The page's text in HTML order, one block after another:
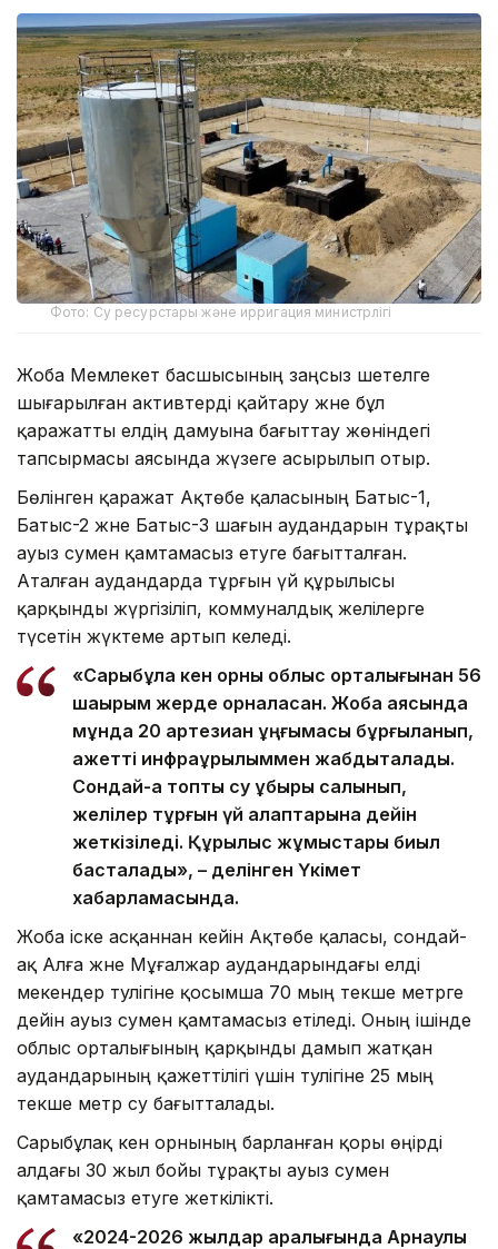
Фото: Су ресурстары және ирригация министрлігі
Жоба Мемлекет басшысының заңсыз шетелге
шығарылған активтерді қайтару және бұл
қаражатты елдің дамуына бағыттау жөніндегі
тапсырмасы аясында жүзеге асырылып отыр.
Бөлінген қаражат Ақтөбе қаласының Батыс-1,
Батыс-2 және Батыс-3 шағын аудандарын тұрақты
ауыз сумен қамтамасыз етуге бағытталған.
Аталған аудандарда тұрғын үй құрылысы
қарқынды жүргізіліп, коммуналдық желілерге
түсетін жүктеме артып келеді.
«Сарыбұлақ кен орны облыс орталығынан 56
шақырым жерде орналасқан. Жоба аясында
мұнда 20 артезиан ұңғымасы бұрғыланып,
қажетті инфрақұрылыммен жабдықталады.
Сондай-ақ топтық су құбыры салынып,
желілер тұрғын үй алаптарына дейін
жеткізіледі. Құрылыс жұмыстары биыл
басталады», – делінген Үкімет
хабарламасында.
Жоба іске асқаннан кейін Ақтөбе қаласы, сондай-
ақ Алға және Мұғалжар аудандарындағы елді
мекендер тәулігіне қосымша 70 мың текше метрге
дейін ауыз сумен қамтамасыз етіледі. Оның ішінде
облыс орталығының қарқынды дамып жатқан
аудандарының қажеттілігі үшін тәулігіне 25 мың
текше метр су бағытталады.
Сарыбұлақ кен орнының барланған қоры өңірді
алдағы 30 жыл бойы тұрақты ауыз сумен
қамтамасыз етуге жеткілікті.
«2024-2026 жылдар аралығында Арнаулы